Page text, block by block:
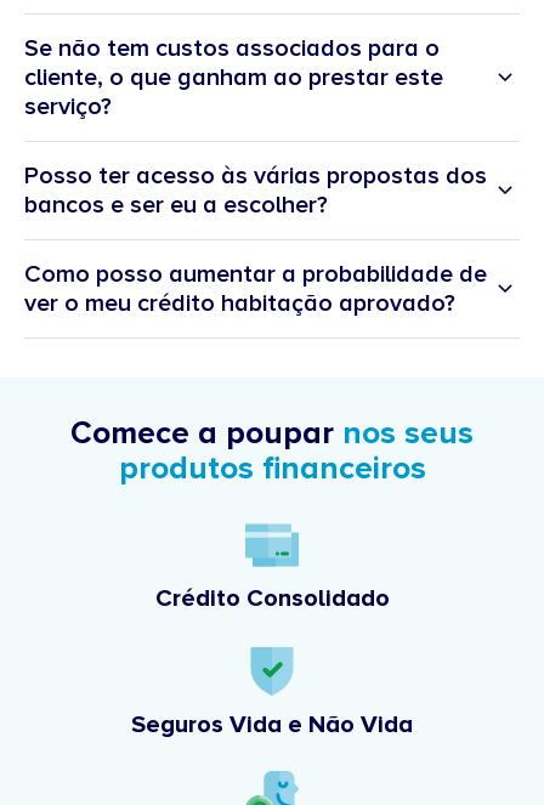
experiência do cliente ao serviço do bem-estar
financeiro.”
Se não tem custos associados para o
cliente, o que ganham ao prestar este
serviço?
Posso ter acesso às várias propostas dos
bancos e ser eu a escolher?
Como posso aumentar a probabilidade de
ver o meu crédito habitação aprovado?
Comece a poupar nos seus
produtos financeiros
Crédito Consolidado
Seguros Vida e Não Vida